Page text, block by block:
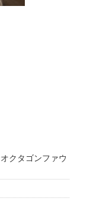
クタゴンファウ